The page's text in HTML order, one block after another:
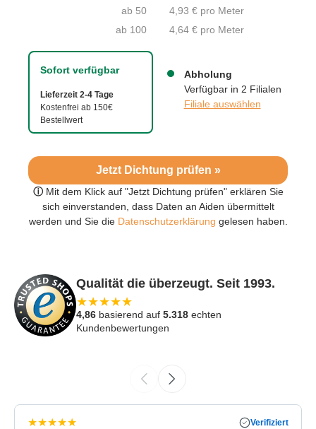
Jetzt Dichtung prüfen »
ⓘ Mit dem Klick auf "Jetzt Dichtung prüfen" erklären Sie
sich einverstanden, dass Daten an Aiden übermittelt
werden und Sie dieDatenschutzerklärung gelesen haben.
Sofort verfügbar
Lieferzeit 2-4 Tage
Kostenfrei ab 150€
Bestellwert
Abholung
Verfügbar in 2 Filialen
Filiale auswählen
ab 50
4,93 € pro Meter
ab 100
4,64 € pro Meter
Qualität die überzeugt. Seit 1993.
★★★★★
4,86 basierend auf 5.318 echten
Kundenbewertungen
★★★★★ Verifiziert